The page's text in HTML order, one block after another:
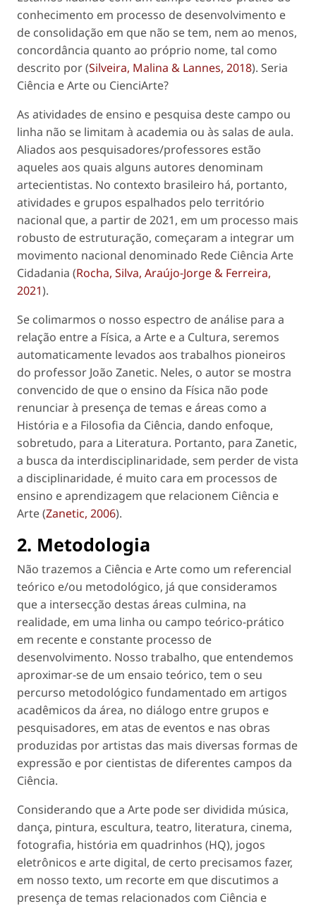
conhecimento em processo de desenvolvimento e
de consolidação em que não se tem, nem ao menos,
concordância quanto ao próprio nome, tal como
descrito por (Silveira, Malina & Lannes, 2018). Seria
Ciência e Arte ou CienciArte?
As atividades de ensino e pesquisa deste campo ou
linha não se limitam à academia ou às salas de aula.
Aliados aos pesquisadores/professores estão
aqueles aos quais alguns autores denominam
artecientistas. No contexto brasileiro há, portanto,
atividades e grupos espalhados pelo território
nacional que, a partir de 2021, em um processo mais
robusto de estruturação, começaram a integrar um
movimento nacional denominado Rede Ciência Arte
Cidadania (Rocha, Silva, Araújo-Jorge & Ferreira,
2021).
Se colimarmos o nosso espectro de análise para a
relação entre a Física, a Arte e a Cultura, seremos
automaticamente levados aos trabalhos pioneiros
do professor João Zanetic. Neles, o autor se mostra
convencido de que o ensino da Física não pode
renunciar à presença de temas e áreas como a
História e a Filosofia da Ciência, dando enfoque,
sobretudo, para a Literatura. Portanto, para Zanetic,
a busca da interdisciplinaridade, sem perder de vista
a disciplinaridade, é muito cara em processos de
ensino e aprendizagem que relacionem Ciência e
Arte (Zanetic, 2006).
2. Metodologia
Não trazemos a Ciência e Arte como um referencial
teórico e/ou metodológico, já que consideramos
que a intersecção destas áreas culmina, na
realidade, em uma linha ou campo teórico-prático
em recente e constante processo de
desenvolvimento. Nosso trabalho, que entendemos
aproximar-se de um ensaio teórico, tem o seu
percurso metodológico fundamentado em artigos
acadêmicos da área, no diálogo entre grupos e
pesquisadores, em atas de eventos e nas obras
produzidas por artistas das mais diversas formas de
expressão e por cientistas de diferentes campos da
Ciência.
Considerando que a Arte pode ser dividida música,
dança, pintura, escultura, teatro, literatura, cinema,
fotografia, história em quadrinhos (HQ), jogos
eletrônicos e arte digital, de certo precisamos fazer,
em nosso texto, um recorte em que discutimos a
presença de temas relacionados com Ciência e